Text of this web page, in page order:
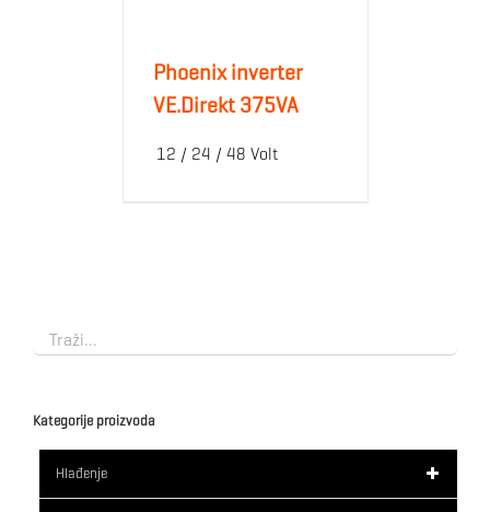
Phoenix inverter
VE.Direkt 375VA
12 / 24 / 48 Volt
Kategorije proizvoda
Hlađenje